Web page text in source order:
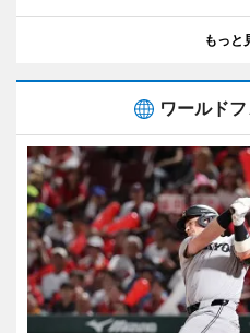
もっと
ワールド